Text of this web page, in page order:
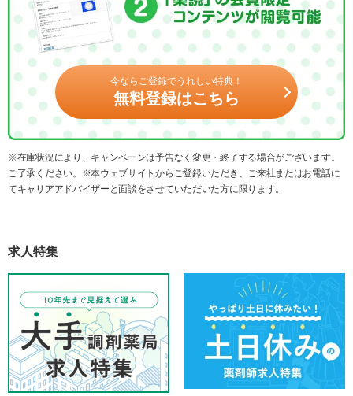
今ならご登録でうれしい特典！
無料登録はこちら
※在庫状況により、キャンペーンは予告なく変更・終了する場合がございます。
ご了承ください。※本ウェブサイトからご登録いただき、ご来社またはお電話に
てキャリアアドバイザーと面談をさせていただいた方に限ります。
求人特集